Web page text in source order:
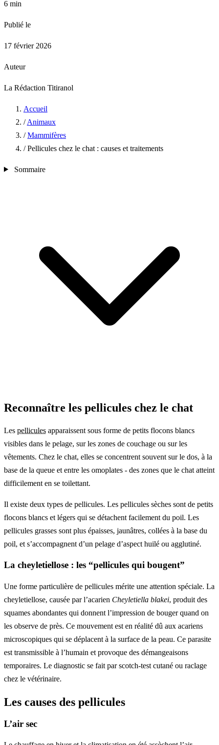
6 min
Publié le
17 février 2026
Auteur
La Rédaction Titiranol
Accueil
/ Animaux
/ Mammifères
/ Pellicules chez le chat : causes et traitements
Sommaire
Reconnaître les pellicules chez le chat
Les pellicules apparaissent sous forme de petits flocons blancs
visibles dans le pelage, sur les zones de couchage ou sur les
vêtements. Chez le chat, elles se concentrent souvent sur le dos, à la
base de la queue et entre les omoplates - des zones que le chat atteint
difficilement en se toilettant.
Il existe deux types de pellicules. Les pellicules sèches sont de petits
flocons blancs et légers qui se détachent facilement du poil. Les
pellicules grasses sont plus épaisses, jaunâtres, collées à la base du
poil, et s’accompagnent d’un pelage d’aspect huilé ou agglutiné.
La cheyletiellose : les “pellicules qui bougent”
Une forme particulière de pellicules mérite une attention spéciale. La
cheyletiellose, causée par l’acarien Cheyletiella blakei, produit des
squames abondantes qui donnent l’impression de bouger quand on
les observe de près. Ce mouvement est en réalité dû aux acariens
microscopiques qui se déplacent à la surface de la peau. Ce parasite
est transmissible à l’humain et provoque des démangeaisons
temporaires. Le diagnostic se fait par scotch-test cutané ou raclage
chez le vétérinaire.
Les causes des pellicules
L’air sec